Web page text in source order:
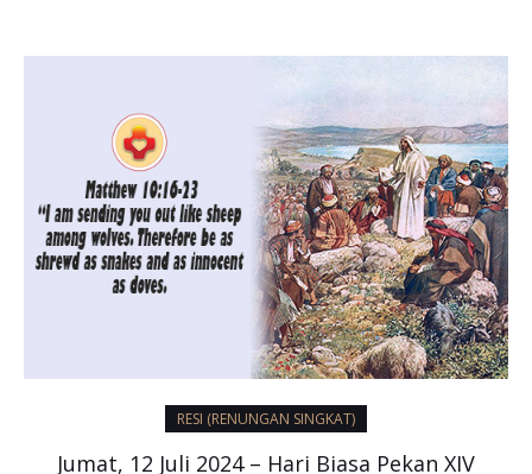
RESI (RENUNGAN SINGKAT)
Jumat, 12 Juli 2024 – Hari Biasa Pekan XIV